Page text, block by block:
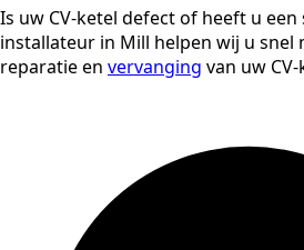
Is uw CV-ketel defect of heeft u een
installateur in Mill helpen wij u snel
reparatie en vervanging van uw